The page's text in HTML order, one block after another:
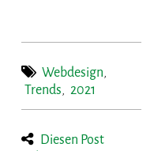
Webdesign,
Trends, 2021
Diesen Post